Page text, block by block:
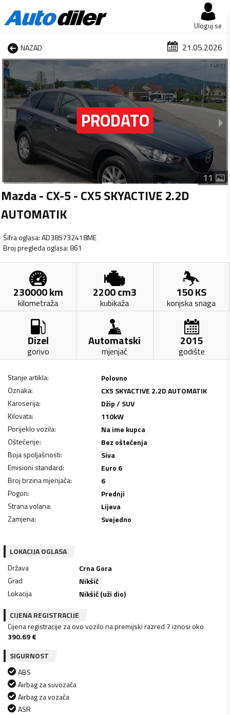
Uloguj se
NAZAD 21.05.2026
1 od 11
11
Mazda - CX-5 - CX5 SKYACTIVE 2.2D
AUTOMATIK
Šifra oglasa:AD385732418ME
Broj pregleda oglasa: 861
230000km
kilometraža
2200cm3
kubikaža
150KS
konjska snaga
Dizel
gorivo
Automatski
mjenjač
2015
godište
Stanje artikla:
Polovno
Oznaka:
CX5 SKYACTIVE 2.2D AUTOMATIK
Karoserija:
Džip / SUV
Kilovata: 110kW
Porijeklo vozila:
Na ime kupca
Oštećenje:
Bez oštećenja
Boja spoljašnosti:
Siva
Emisioni standard:
Euro 6
Broj brzina mjenjača:
6
Pogon:
Prednji
Strana volana:
Lijeva
Zamjena: Svejedno
LOKACIJA OGLASA
Država
Crna Gora
Grad
Nikšić
Lokacija
Nikšić (uži dio)
CIJENA REGISTRACIJE
Cijena registracije za ovo vozilo na premijski razred 7 iznosi oko
390.69€
SIGURNOST
ABS
Airbag za suvozača
Airbag za vozača
ASR